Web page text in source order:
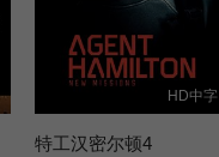
HD中字
特工汉密尔顿4